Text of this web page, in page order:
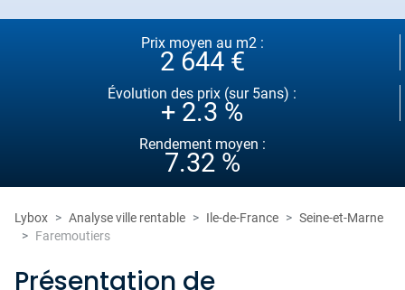
Prix moyen au m2 :
2 644 €
Évolution des prix (sur 5ans) :
+ 2.3 %
Rendement moyen :
7.32 %
Lybox Analyse ville rentable Ile-de-France
Seine-et-Marne
Faremoutiers
Présentation de